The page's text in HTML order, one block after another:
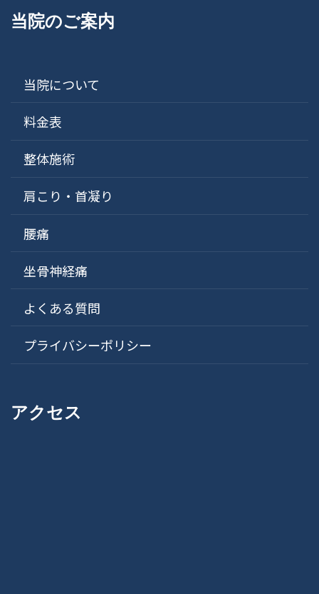
当院のご案内
当院について
料金表
整体施術
肩こり・首凝り
腰痛
坐骨神経痛
よくある質問
プライバシーポリシー
アクセス